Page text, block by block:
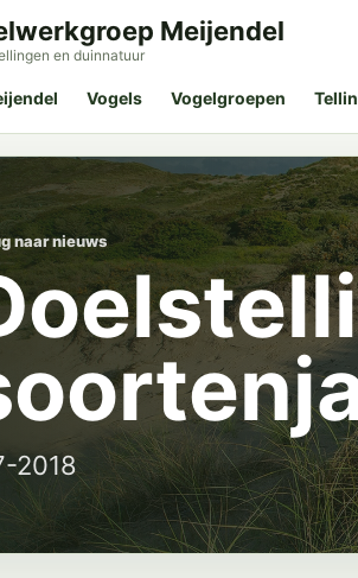
Meijendel
en duinnatuur
Vogels Vogelgroepen
naar nieuws
2018